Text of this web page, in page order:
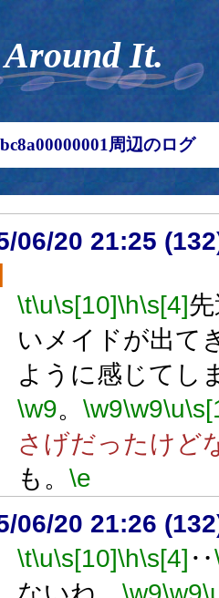
Around It.
周辺のログ
06/20 21:25
\t\u\s[10]\h\s[4]
いメイドが出て
ように感じてし
\w9。 \w9\w9\u
さげだったけど
も。 \e
06/20 21:26
\t\u\s[10]\h\s[4] ‥